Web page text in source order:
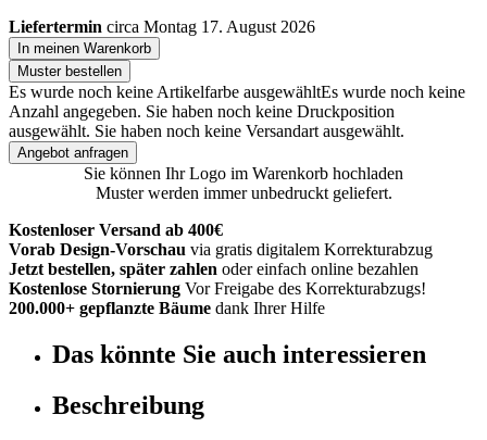
Liefertermin circa Montag 17. August 2026
In meinen Warenkorb
Muster bestellen
Es wurde noch keine Artikelfarbe ausgewähltEs wurde noch keine
Anzahl angegeben. Sie haben noch keine Druckposition
ausgewählt. Sie haben noch keine Versandart ausgewählt.
Angebot anfragen
Sie können Ihr Logo im Warenkorb hochladen
Muster werden immer unbedruckt geliefert.
Kostenloser Versand ab 400€
Vorab Design-Vorschau via gratis digitalem Korrekturabzug
Jetzt bestellen, später zahlen oder einfach online bezahlen
Kostenlose Stornierung Vor Freigabe des Korrekturabzugs!
200.000+ gepflanzte Bäume dank Ihrer Hilfe
Das könnte Sie auch interessieren
Beschreibung